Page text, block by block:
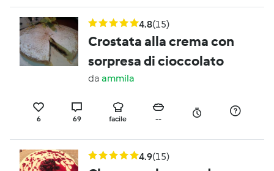
4.8(15)
Crostata alla crema con
sorpresa di cioccolato
da ammila
6 69 facile --
4.9(15)